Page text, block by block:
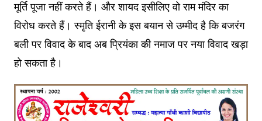
मूर्ति पूजा नहीं करते हैं। और शायद इसीलिए वो राम मंदिर का
विरोध करते हैं। स्मृति ईरानी के इस बयान से उम्मीद है कि बजरंग
बली पर विवाद के बाद अब प्रियंका की नमाज पर नया विवाद खड़ा
हो सकता है।